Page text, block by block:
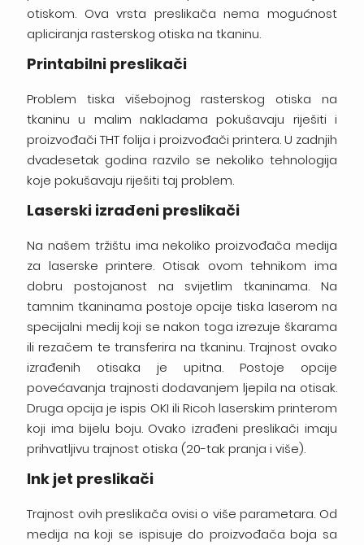
otiskom. Ova vrsta preslikača nema mogućnost
apliciranja rasterskog otiska na tkaninu.
Printabilni preslikači
Problem tiska višebojnog rasterskog otiska na
tkaninu u malim nakladama pokušavaju riješiti i
proizvođači THT folija i proizvođači printera. U zadnjih
dvadesetak godina razvilo se nekoliko tehnologija
koje pokušavaju riješiti taj problem.
Laserski izrađeni preslikači
Na našem tržištu ima nekoliko proizvođača medija
za laserske printere. Otisak ovom tehnikom ima
dobru postojanost na svijetlim tkaninama. Na
tamnim tkaninama postoje opcije tiska laserom na
specijalni medij koji se nakon toga izrezuje škarama
ili rezačem te transferira na tkaninu. Trajnost ovako
izrađenih otisaka je upitna. Postoje opcije
povećavanja trajnosti dodavanjem ljepila na otisak.
Druga opcija je ispis OKI ili Ricoh laserskim printerom
koji ima bijelu boju. Ovako izrađeni preslikači imaju
prihvatljivu trajnost otiska (20-tak pranja i više).
Ink jet preslikači
Trajnost ovih preslikača ovisi o više parametara. Od
medija na koji se ispisuje do proizvođača boja sa